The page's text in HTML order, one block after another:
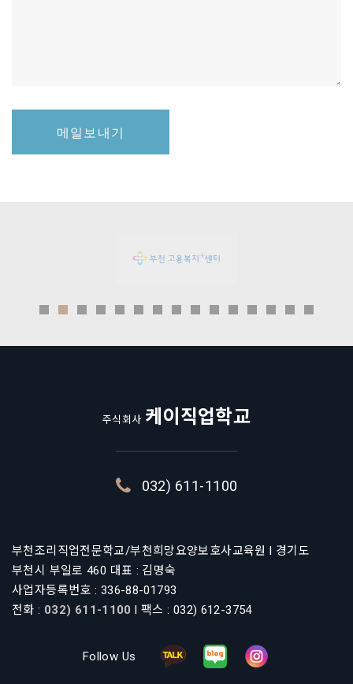
메일보내기
주식회사 케이직업학교
032) 611-1100
부천조리직업전문학교/부천희망요양보호사교육원 l 경기도
부천시 부일로 460 대표 : 김명숙
사업자등록번호 : 336-88-01793
전화 : 032) 611-1100 l 팩스 : 032) 612-3754
Follow Us